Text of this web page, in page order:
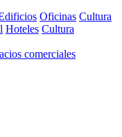
Oficinas Cultura
Hoteles Cultura
comerciales